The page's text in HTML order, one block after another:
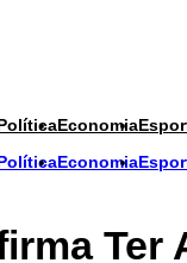
Economia
Economia
Ter